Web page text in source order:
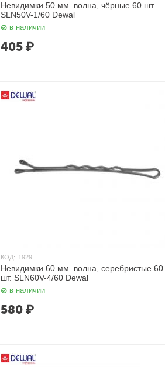
Невидимки 50 мм. волна, чёрные 60 шт.
SLN50V-1/60 Dewal
в наличии
405 ₽
КОД: 1929
Невидимки 60 мм. волна, серебристые 60
шт. SLN60V-4/60 Dewal
в наличии
580 ₽